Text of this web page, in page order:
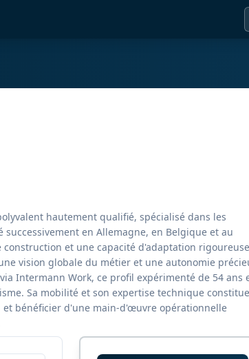
hautement qualifié, spécialisé dans les
en Allemagne, en Belgique et au
et une capacité d'adaptation rigoureuse
vision globale du métier et une autonomie
Intermann Work, ce profil expérimenté de 54 ans
Sa mobilité et son expertise technique
et bénéficier d'une main-d'œuvre opérationnelle